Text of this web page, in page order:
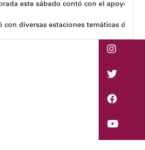
este sábado contó con el apoyo
con diversas estaciones temáticas
espacio dedicado a la
memoria y dinámicas didácticas
el alcalde Diógenes Lara reafirma